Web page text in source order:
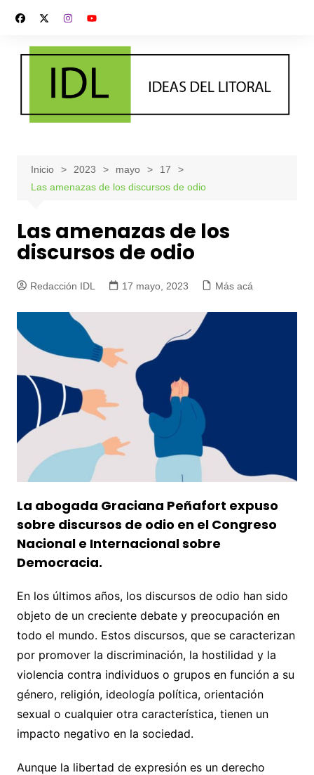
contenido
Inicio 2023 mayo
17
Las amenazas de los discursos de odio
Las amenazas de los
discursos de odio
Redacción IDL 17 mayo, 2023 Más acá
La abogada Graciana Peñafort expuso
sobre discursos de odio en el Congreso
Nacional e Internacional sobre
Democracia.
En los últimos años, los discursos de odio han sido
objeto de un creciente debate y preocupación en
todo el mundo. Estos discursos, que se caracterizan
por promover la discriminación, la hostilidad y la
violencia contra individuos o grupos en función a su
género, religión, ideología política, orientación
sexual o cualquier otra característica, tienen un
impacto negativo en la sociedad.
Aunque la libertad de expresión es un derecho